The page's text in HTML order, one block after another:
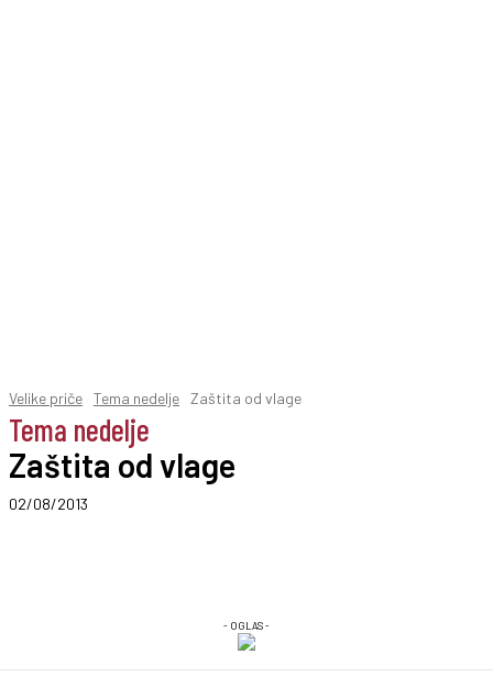
Velike priče Tema nedelje Zaštita od vlage
Tema nedelje
Zaštita od vlage
02/08/2013
- OGLAS -